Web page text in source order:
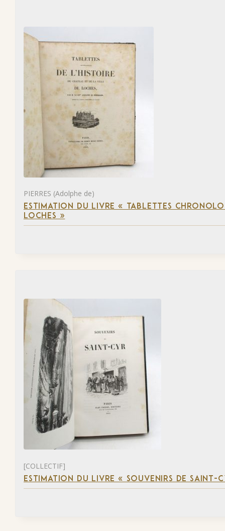
PIERRES (Adolphe de)
ESTIMATION DU LIVRE « TABLETTES
LOCHES »
[COLLECTIF]
ESTIMATION DU LIVRE « SOUVENIRS DE SAINT-